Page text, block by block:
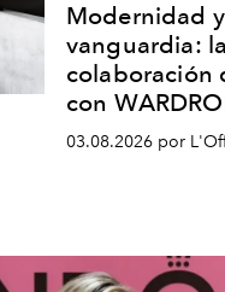
Modernidad y
vanguardia:
colaboración
con
03.08.2026 por